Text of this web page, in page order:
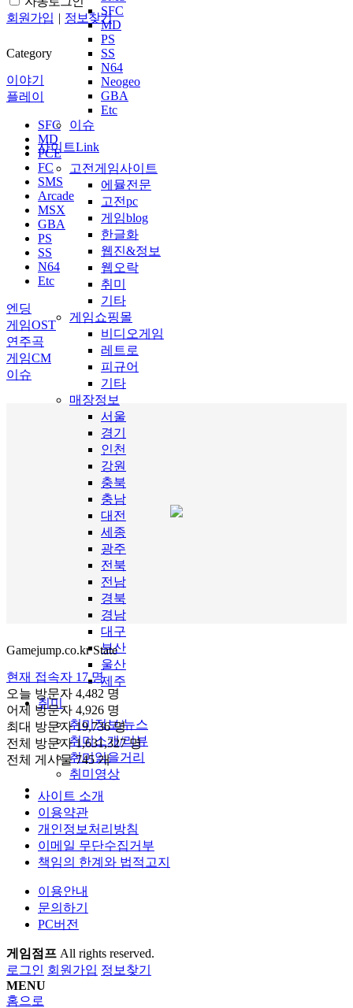
SFC
MD
PS
SS
N64
Neogeo
GBA
Etc
이슈
사이트Link
고전게임사이트
에뮬전문
고전pc
게임blog
한글화
웹진&정보
웹오락
취미
기타
게임쇼핑몰
비디오게임
레트로
피규어
기타
매장정보
서울
경기
인천
강원
충북
충남
대전
세종
광주
전북
전남
경북
경남
대구
부산
울산
제주
취미
취미정보/뉴스
취미소개/리뷰
취미읽을거리
취미영상
회원가입 | 정보찾기
Category
이야기
플레이
SFC
MD
PCE
FC
SMS
Arcade
MSX
GBA
PS
SS
N64
Etc
엔딩
게임OST
연주곡
게임CM
이슈
Gamejump.co.kr State
현재 접속자 17 명
오늘 방문자 4,482 명
어제 방문자 4,926 명
최대 방문자19,736 명
전체 방문자1,631,327 명
전체 게시물745 개
사이트 소개
이용약관
개인정보처리방침
이메일 무단수집거부
책임의 한계와 법적고지
이용안내
문의하기
PC버전
게임점프 All rights reserved.
로그인 회원가입 정보찾기
MENU
홈으로